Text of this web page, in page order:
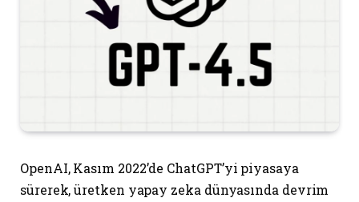
OpenAI, Kasım 2022’de ChatGPT’yi piyasaya
sürerek, üretken yapay zeka dünyasında devrim